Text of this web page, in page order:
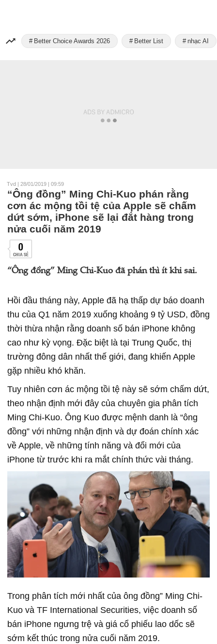
Better Choice Awards 2026 Better List nhạc AI
Tvd | 28/01/2019 | 09:59
“Ông đồng” Ming Chi-Kuo phán rằng
cơn ác mộng tồi tệ của Apple sẽ chấm
dứt sớm, iPhone sẽ lại đắt hàng trong
nửa cuối năm 2019
0
CHIA SẺ
“Ông đồng” Ming Chi-Kuo đã phán thì ít khi sai.
Hồi đầu tháng này, Apple đã hạ thấp dự báo doanh
thu của Q1 năm 2019 xuống khoảng 9 tỷ USD, đồng
thời thừa nhận rằng doanh số bán iPhone không
cao như kỳ vọng. Đặc biệt là tại Trung Quốc, thị
trường đông dân nhất thế giới, đang khiến Apple
gặp nhiều khó khăn.
Tuy nhiên cơn ác mộng tồi tệ này sẽ sớm chấm dứt,
theo nhận định mới đây của chuyên gia phân tích
Ming Chi-Kuo. Ông Kuo được mệnh danh là “ông
đồng” với những nhận định và dự đoán chính xác
về Apple, về những tính năng và đổi mới của
iPhone từ trước khi ra mắt chính thức vài tháng.
Trong phân tích mới nhất của ông đồng” Ming Chi-
Kuo và TF International Securities, việc doanh số
bán iPhone ngưng trệ và giá cổ phiếu lao dốc sẽ
sớm kết thúc trong nửa cuối năm 2019.